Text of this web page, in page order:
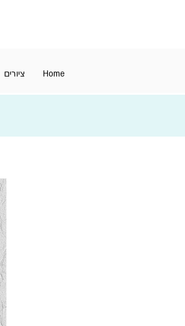
Home ציורים